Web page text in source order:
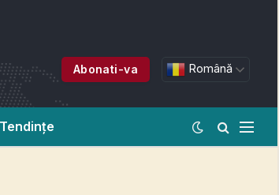
Abonati-va Română
Tendințe